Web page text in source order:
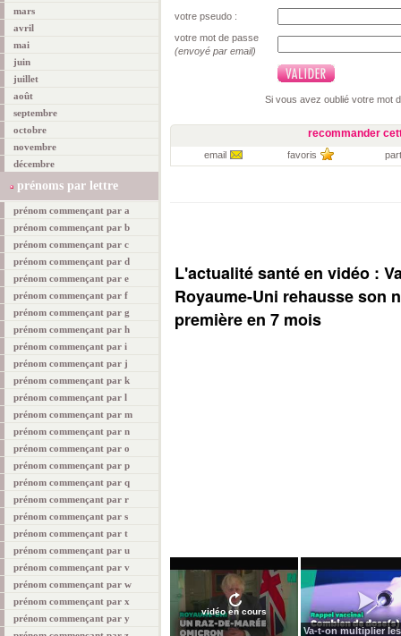
mars
avril
mai
juin
juillet
août
septembre
octobre
novembre
décembre
prénoms par lettre
prénom commençant par a
prénom commençant par b
prénom commençant par c
prénom commençant par d
prénom commençant par e
prénom commençant par f
prénom commençant par g
prénom commençant par h
prénom commençant par i
prénom commençant par j
prénom commençant par k
prénom commençant par l
prénom commençant par m
prénom commençant par n
prénom commençant par o
prénom commençant par p
prénom commençant par q
prénom commençant par r
prénom commençant par s
prénom commençant par t
prénom commençant par u
prénom commençant par v
prénom commençant par w
prénom commençant par x
prénom commençant par y
votre pseudo :
votre mot de passe
(envoyé par email)
Si vous avez oublié votre mot
recommander
email favoris
L'actualité santé en vidéo :
Royaume-Uni rehausse son
première en 7 mois
vidéo en cours
Va-t-on multiplier les